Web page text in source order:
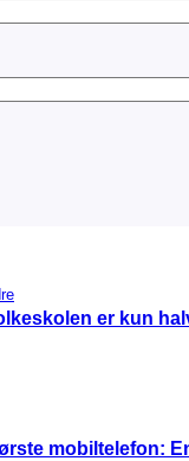
er kun
mobiltelefon: